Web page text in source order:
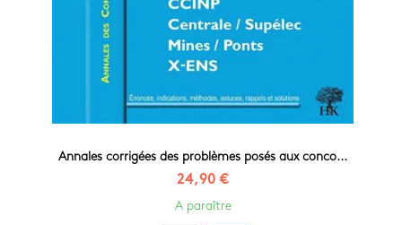
Annales corrigées des problèmes posés aux conco...
24,90 €
A paraître